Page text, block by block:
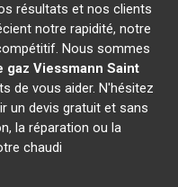
résultats et nos clients
notre rapidité, notre
Nous sommes
gaz Viessmann Saint
de vous aider. N'hésitez
un devis gratuit et sans
la réparation ou la
chaudi